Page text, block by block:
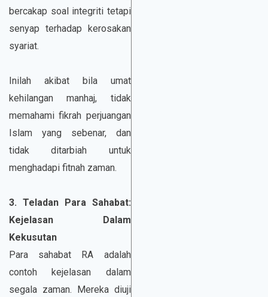
bercakap soal integriti tetapi
senyap terhadap kerosakan
syariat.
Inilah akibat bila umat
kehilangan manhaj, tidak
memahami fikrah perjuangan
Islam yang sebenar, dan
tidak ditarbiah untuk
menghadapi fitnah zaman.
3. Teladan Para Sahabat:
Kejelasan Dalam
Kekusutan
Para sahabat RA adalah
contoh kejelasan dalam
segala zaman. Mereka diuji